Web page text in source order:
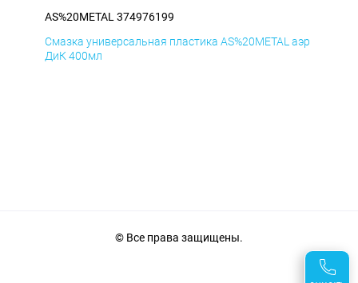
AS%20METAL 374976199
Смазка универсальная пластика AS%20METAL аэр
ДиК 400мл
© Все права защищены.